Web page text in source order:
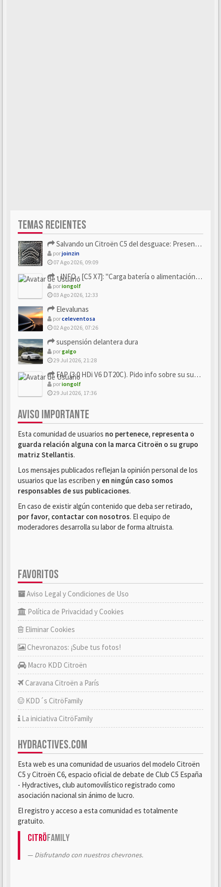
TEMAS RECIENTES
Salvando un Citroën C5 del desguace: Presentación y seguimiento
porjoinzin
07 Ago 2026, 09:09
- INFO - [C5 X7]: "Carga batería o alimentación eléctri...
poriongolf
03 Ago 2026, 12:33
Elevalunas
porceleventosa
02 Ago 2026, 07:26
suspensión delantera dura
porgalgo
29 Jul 2026, 21:28
FAP (3.0 HDi V6 DT20C). Pido info sobre su sustitución
poriongolf
29 Jul 2026, 17:36
AVISO IMPORTANTE
Esta comunidad de usuarios no pertenece, representa o
guarda relación alguna con la marca Citroën o su grupo
matriz Stellantis.
Los mensajes publicados reflejan la opinión personal de los
usuarios que las escriben y en ningún caso somos
responsables de sus publicaciones.
En caso de existir algún contenido que deba ser retirado,
por favor, contactar con nosotros. El equipo de
moderadores desarrolla su labor de forma altruista.
FAVORITOS
Aviso Legal y Condiciones de Uso
Política de Privacidad y Cookies
Eliminar Cookies
Chevronazos: ¡Sube tus fotos!
Macro KDD Citroën
Caravana Citroën a París
KDD´s CitröFamily
La iniciativa CitröFamily
HYDRACTIVES.COM
Esta web es una comunidad de usuarios del modelo Citroën
C5 y Citroën C6, espacio oficial de debate de Club C5 España
- Hydractives, club automovilístico registrado como
asociación nacional sin ánimo de lucro.
El registro y acceso a esta comunidad es totalmente
gratuito.
CitröFamily
Disfrutando con nuestros chevrones.